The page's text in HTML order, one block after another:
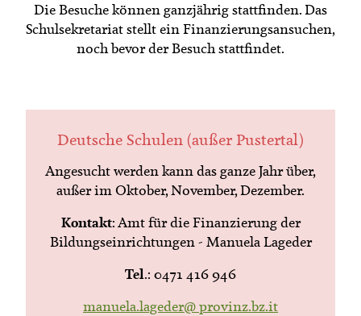
Die Besuche können ganzjährig stattfinden. Das
Schulsekretariat stellt ein Finanzierungsansuchen,
noch bevor der Besuch stattfindet.
Deutsche Schulen (außer Pustertal)
Angesucht werden kann das ganze Jahr über,
außer im Oktober, November, Dezember.
Kontakt: Amt für die Finanzierung der
Bildungseinrichtungen - Manuela Lageder
Tel.: 0471 416 946
manuela.lageder@ provinz.bz.it